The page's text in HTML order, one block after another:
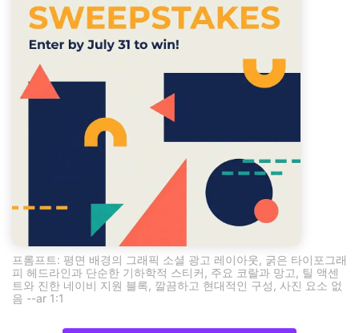
프롬프트: 평면 배경의 그래픽 소셜 광고 레이아웃, 굵은 타이포그래
피 헤드라인과 단순한 기하학적 스티커, 주요 코랄과 망고, 틸 액센
트와 진한 네이비 지원 블록, 깔끔하고 현대적인 구성, 사진 요소 없
음 --ar 1:1